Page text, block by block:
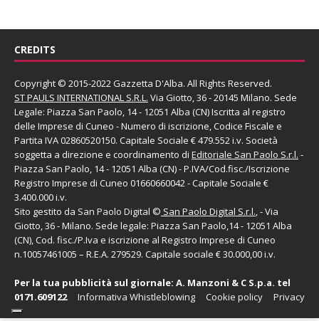
CREDITS
Copyright © 2015-2022 Gazzetta D'Alba. All Rights Reserved.
ST PAULS INTERNATIONAL S.R.L. Via Giotto, 36 - 20145 Milano. Sede
Legale: Piazza San Paolo, 14 - 12051 Alba (CN) Iscritta al registro
delle Imprese di Cuneo - Numero di iscrizione, Codice Fiscale e
Partita IVA 02860520150. Capitale Sociale € 479.552 i.v. Società
soggetta a direzione e coordinamento di Editoriale San Paolo S.r.l. -
Piazza San Paolo, 14 - 12051 Alba (CN) - P.IVA/Cod.fisc./Iscrizione
Registro Imprese di Cuneo 01660660042 - Capitale Sociale €
3.400.000 i.v.
Sito gestito da San Paolo Digital © San Paolo Digital S.r.l., - Via
Giotto, 36 - Milano. Sede legale: Piazza San Paolo,14 - 12051 Alba
(CN), Cod. fisc./P.Iva e iscrizione al Registro Imprese di Cuneo
n.10057461005 – R.E.A. 279529. Capitale sociale € 30.000,00 i.v.
Per la tua pubblicità sul giornale: A. Manzoni & C S.p.a. tel
0171.609122
Privacy
Cookie policy
Informativa Whistleblowing